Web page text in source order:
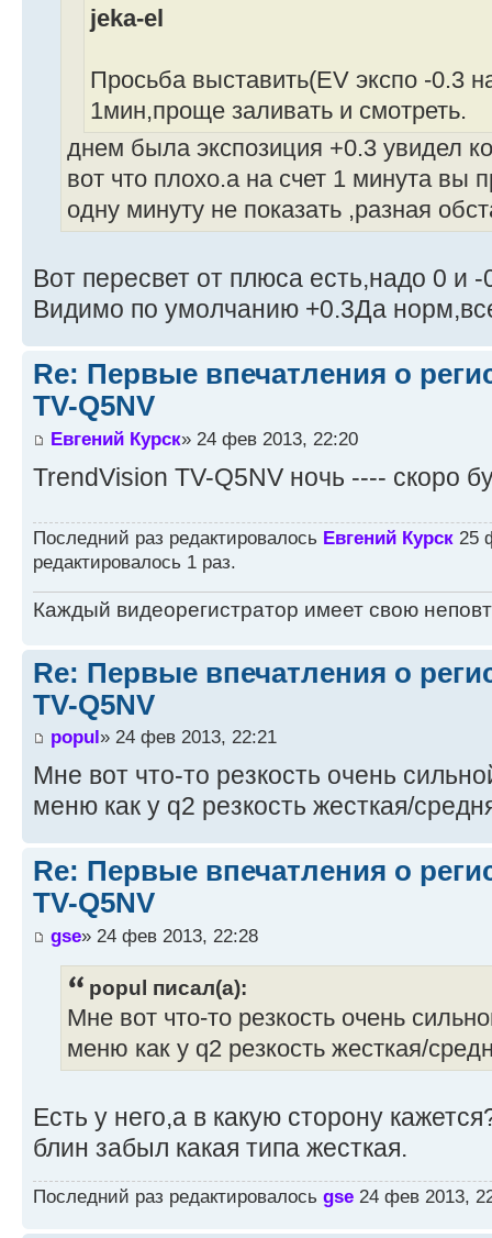
jeka-el
Просьба выставить(EV экспо -0.3
1мин,проще заливать и смотреть.
днем была экспозиция +0.3 увидел
вот что плохо.а на счет 1 минута вы
одну минуту не показать ,разная
Вот пересвет от плюса есть,надо 0 и -
Видимо по умолчанию +0.3Да
Re: Первые впечатления о
TV-Q5NV
Евгений Курск» 24 фев 2013, 22:20
TrendVision TV-Q5NV ночь ---- скоро
Последний раз редактировалось Евгений Курск 25
редактировалось 1 раз.
Каждый видеорегистратор имеет свою
Re: Первые впечатления о
TV-Q5NV
popul» 24 фев 2013, 22:21
Мне вот что-то резкость очень
меню как у q2 резкость жесткая/
Re: Первые впечатления о
TV-Q5NV
gse» 24 фев 2013, 22:28
popul писал(а):
Мне вот что-то резкость очень
меню как у q2 резкость жесткая/
Есть у него,а в какую сторону
блин забыл какая типа жесткая.
Последний раз редактировалось gse 24 фев 2013,